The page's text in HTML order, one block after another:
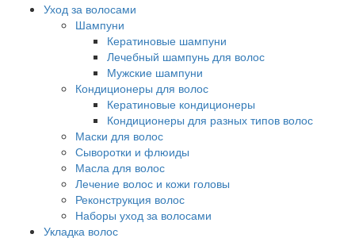
Уход за волосами
Шампуни
Кератиновые шампуни
Лечебный шампунь для волос
Мужские шампуни
Кондиционеры для волос
Кератиновые кондиционеры
Кондиционеры для разных типов волос
Маски для волос
Сыворотки и флюиды
Масла для волос
Лечение волос и кожи головы
Реконструкция волос
Наборы уход за волосами
Укладка волос